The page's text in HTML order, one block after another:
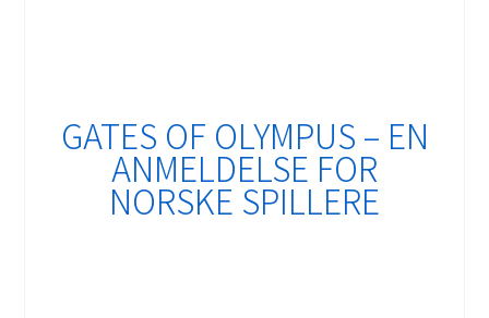
GATES OF OLYMPUS – EN
ANMELDELSE FOR
NORSKE SPILLERE